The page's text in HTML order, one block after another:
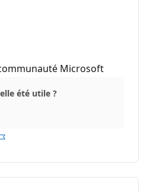
Microsoft
été utile ?